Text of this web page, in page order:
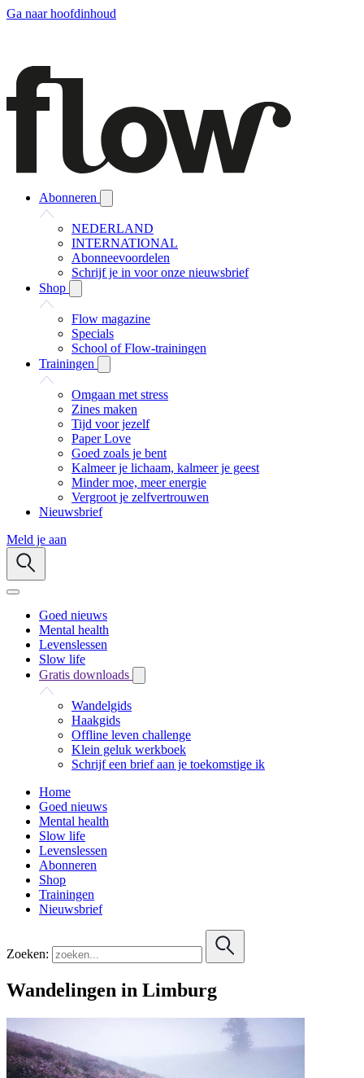
Ga naar hoofdinhoud
Abonneren
NEDERLAND
INTERNATIONAL
Abonneevoordelen
Schrijf je in voor onze nieuwsbrief
Shop
Flow magazine
Specials
School of Flow-trainingen
Trainingen
Omgaan met stress
Zines maken
Tijd voor jezelf
Paper Love
Goed zoals je bent
Kalmeer je lichaam, kalmeer je geest
Minder moe, meer energie
Vergroot je zelfvertrouwen
Nieuwsbrief
Meld je aan
Goed nieuws
Mental health
Levenslessen
Slow life
Gratis downloads
Wandelgids
Haakgids
Offline leven challenge
Klein geluk werkboek
Schrijf een brief aan je toekomstige ik
Home
Goed nieuws
Mental health
Slow life
Levenslessen
Abonneren
Shop
Trainingen
Nieuwsbrief
Zoeken:
Wandelingen in Limburg